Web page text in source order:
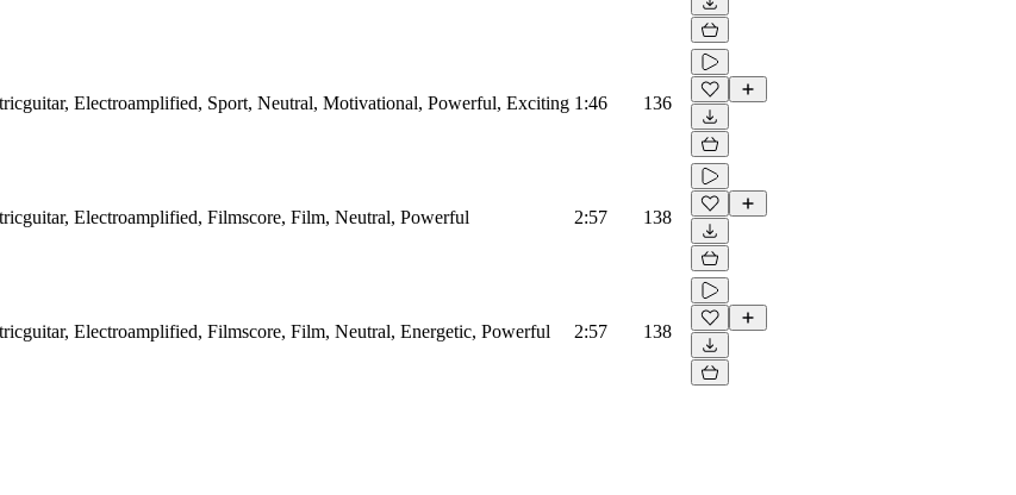
Electroamplified, Sport, Neutral, Motivational, Powerful, Exciting 1:46 136
Electroamplified, Filmscore, Film, Neutral, Powerful 2:57 138
Electroamplified, Filmscore, Film, Neutral, Energetic, Powerful 2:57 138